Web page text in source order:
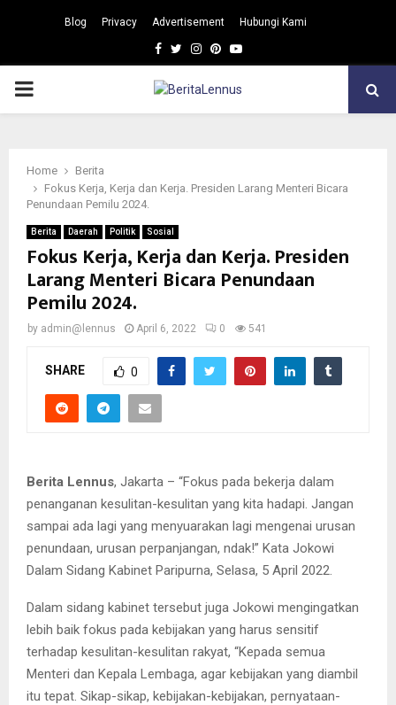
Blog Privacy Advertisement Hubungi Kami
Facebook
TwitterInstagram
Pinterest
Youtube
PRIMARY
Home
Berita
Fokus Kerja, Kerja dan Kerja. Presiden Larang Menteri Bicara
Penundaan Pemilu 2024.
Berita Daerah Politik Sosial
Fokus Kerja, Kerja dan Kerja. Presiden
Larang Menteri Bicara Penundaan
Pemilu 2024.
by admin@lennus April 6, 2022 0 541
SHARE 0
Berita Lennus, Jakarta – “Fokus pada bekerja dalam
penanganan kesulitan-kesulitan yang kita hadapi. Jangan
sampai ada lagi yang menyuarakan lagi mengenai urusan
penundaan, urusan perpanjangan, ndak!” Kata Jokowi
Dalam Sidang Kabinet Paripurna, Selasa, 5 April 2022.
Dalam sidang kabinet tersebut juga Jokowi mengingatkan
lebih baik fokus pada kebijakan yang harus sensitif
terhadap kesulitan-kesulitan rakyat, “Kepada semua
Menteri dan Kepala Lembaga, agar kebijakan yang diambil
itu tepat. Sikap-sikap, kebijakan-kebijakan, pernyataan-